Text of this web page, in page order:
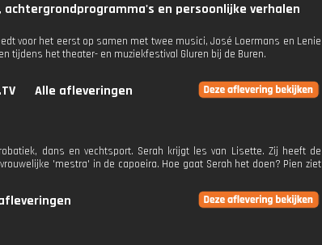
en persoonlijke verhalen
voor het eerst op samen met twee musici, José Loermans en Lenie
tijdens het theater- en muziekfestival Gluren bij de Buren.
Alle afleveringen
dans en vechtsport. Serah krijgt les van Lisette. Zij heeft de
'mestra' in de capoeira. Hoe gaat Serah het doen? Pien ziet